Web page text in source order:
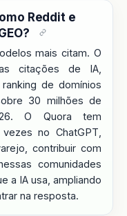
Reddit e
mais citam. O
citações de IA,
de domínios
30 milhões de
O Quora tem
no ChatGPT,
contribuir com
comunidades
a IA usa, ampliando
na resposta.